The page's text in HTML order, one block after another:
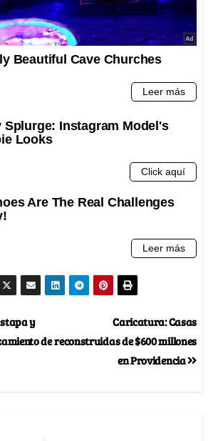
Caricatura: Casas
reconstruidas de $600 millones
en Providencia
y
de